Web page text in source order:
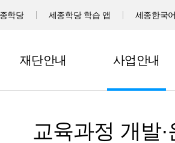
학당 세종학당 학습 앱 세종한국
재단안내 사업안내
교육과정 개발·